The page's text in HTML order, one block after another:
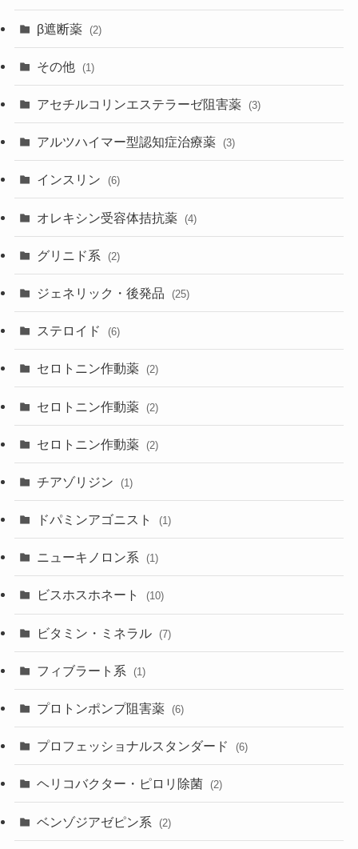
β遮断薬 (2)
その他 (1)
アセチルコリンエステラーゼ阻害薬 (3)
アルツハイマー型認知症治療薬 (3)
インスリン (6)
オレキシン受容体拮抗薬 (4)
グリニド系 (2)
ジェネリック・後発品 (25)
ステロイド (6)
セロトニン作動薬 (2)
セロトニン作動薬 (2)
セロトニン作動薬 (2)
チアゾリジン (1)
ドパミンアゴニスト (1)
ニューキノロン系 (1)
ビスホスホネート (10)
ビタミン・ミネラル (7)
フィブラート系 (1)
プロトンポンプ阻害薬 (6)
プロフェッショナルスタンダード (6)
ヘリコバクター・ピロリ除菌 (2)
ベンゾジアゼピン系 (2)